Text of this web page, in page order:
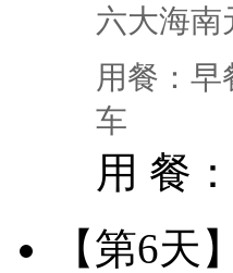
六大海南
用餐：
车
用 餐：
【第6天】